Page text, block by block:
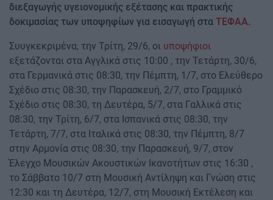
διεξαγωγής υγειονομικής εξέτασης και πρακτικής
δοκιμασίας των υποψηφίων για εισαγωγή στα ΤΕΦΑΑ.
Συυγκεκριμένα, την Τρίτη, 29/6, οι υποψήφιοι
εξετάζονται στα Αγγλικά στις 10:00 , την Τετάρτη, 30/6,
στα Γερμανικά στις 08:30, την Πέμπτη, 1/7, στο Ελεύθερο
Σχέδιο στις 08:30, την Παρασκευή, 2/7, στο Γραμμικό
Σχέδιο στις 08:30, τη Δευτέρα, 5/7, στα Γαλλικά στις
08:30, την Τρίτη, 6/7, στα Ισπανικά στις 08:30, την
Τετάρτη, 7/7, στα Ιταλικά στις 08:30, την Πέμπτη, 8/7
στην Αρμονία στις 08:30, την Παρασκευή, 9/7, στον
Έλεγχο Μουσικών Ακουστικών Ικανοτήτων στις 16:30 ,
το Σάββατο 10/7 στη Μουσική Αντίληψη και Γνώση στις
12:30 και τη Δευτέρα, 12/7, στη Μουσική Εκτέλεση και